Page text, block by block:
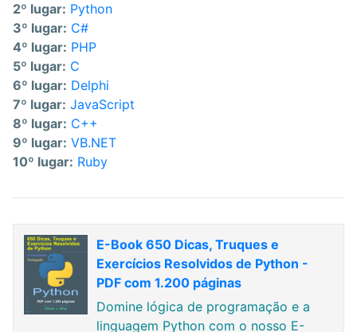
2º lugar: Python
3º lugar: C#
4º lugar: PHP
5º lugar: C
6º lugar: Delphi
7º lugar: JavaScript
8º lugar: C++
9º lugar: VB.NET
10º lugar: Ruby
E-Book 650 Dicas, Truques e
Exercícios Resolvidos de Python -
PDF com 1.200 páginas
Domine lógica de programação e a
linguagem Python com o nosso E-